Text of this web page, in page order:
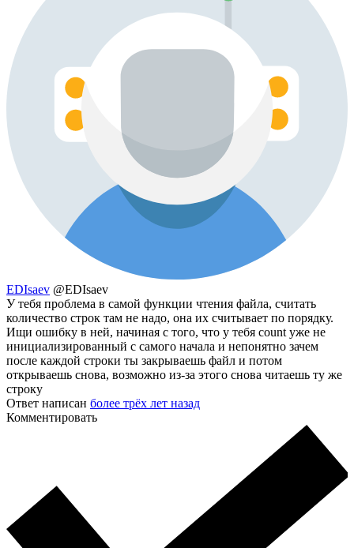
EDIsaev @EDIsaev
У тебя проблема в самой функции чтения файла, считать
количество строк там не надо, она их считывает по порядку.
Ищи ошибку в ней, начиная с того, что у тебя count уже не
инициализированный с самого начала и непонятно зачем
после каждой строки ты закрываешь файл и потом
открываешь снова, возможно из-за этого снова читаешь ту же
строку
Ответ написан более трёх лет назад
Комментировать